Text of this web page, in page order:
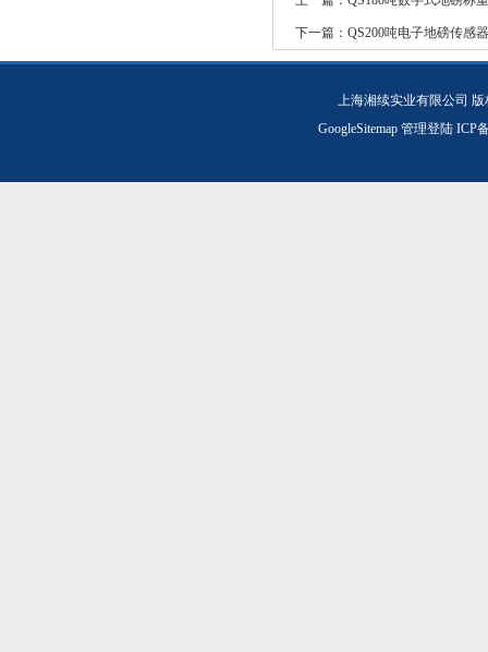
下一篇： QS200吨电子地磅传感
上海湘续实业有限公司
GoogleSitemap 管理登陆ICP